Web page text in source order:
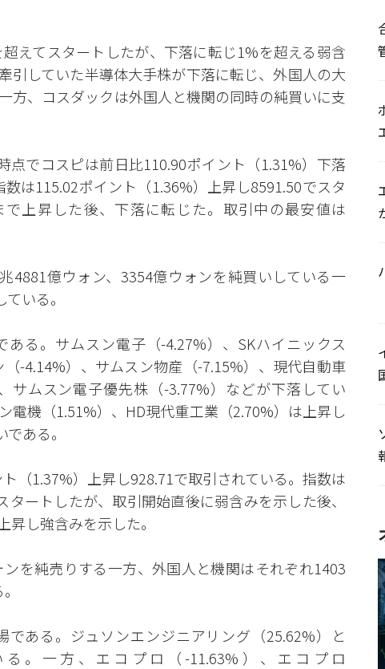
えてスタートしたが、下落に転じ1%を超える弱含
引していた半導体大手株が下落に転じ、外国人の大
方、コスダックは外国人と機関の同時の純買いに支
点でコスピは前日比110.90ポイント（1.31%）下落
は115.02ポイント（1.36%）上昇し8591.50でスタ
上昇した後、下落に転じた。取引中の最安値は
4881億ウォン、3354億ウォンを純買いしている一
いる。
る。サムスン電子（-4.27%）、SKハイニックス
（-4.14%）、サムスン物産（-7.15%）、現代自動車
サムスン電子優先株（-3.77%）などが下落してい
電機（1.51%）、HD現代重工業（2.70%）は上昇し
ある。
（1.37%）上昇し928.71で取引されている。指数は
ートしたが、取引開始直後に弱含みを示した後、
し強含みを示した。
を純売りする一方、外国人と機関はそれぞれ1403
ある。ジュソンエンジニアリング（25.62%）と
。一方、エコプロ（-11.63%）、エコプロ